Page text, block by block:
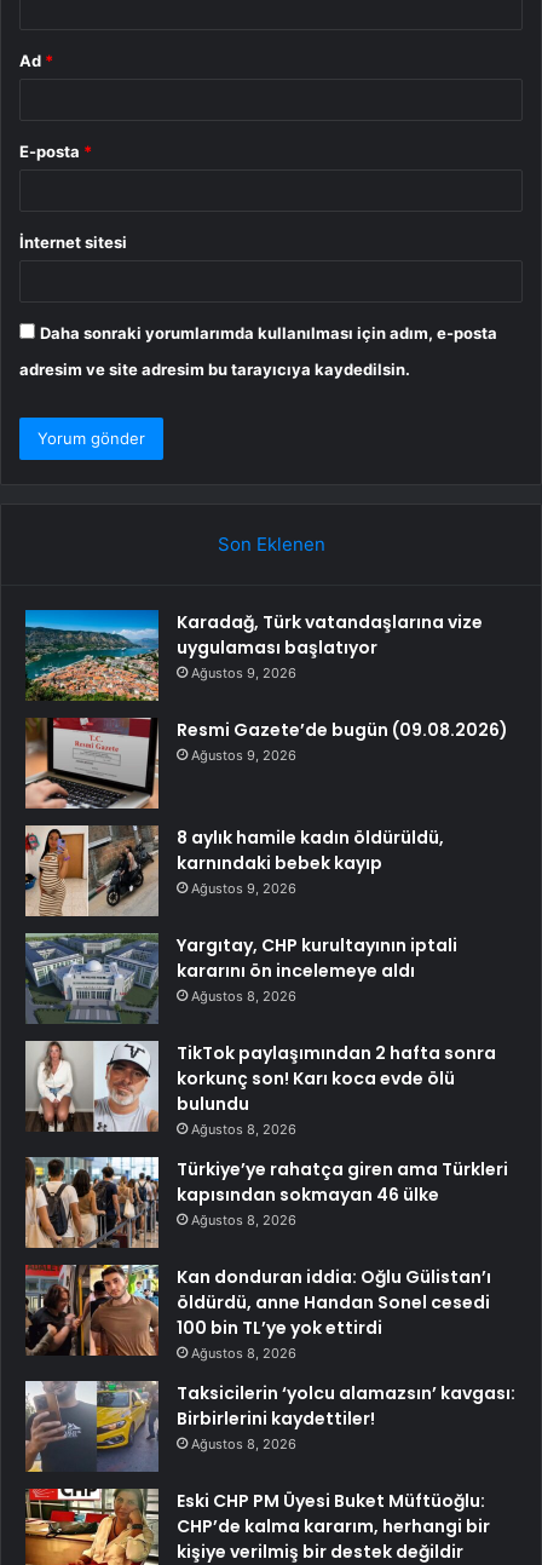
Ad *
E-posta *
İnternet sitesi
Daha sonraki yorumlarımda kullanılması için adım, e-posta
adresim ve site adresim bu tarayıcıya kaydedilsin.
Son Eklenen
Karadağ, Türk vatandaşlarına vize
uygulaması başlatıyor
Ağustos 9, 2026
Resmi Gazete’de bugün (09.08.2026)
Ağustos 9, 2026
8 aylık hamile kadın öldürüldü,
karnındaki bebek kayıp
Ağustos 9, 2026
Yargıtay, CHP kurultayının iptali
kararını ön incelemeye aldı
Ağustos 8, 2026
TikTok paylaşımından 2 hafta sonra
korkunç son! Karı koca evde ölü
bulundu
Ağustos 8, 2026
Türkiye’ye rahatça giren ama Türkleri
kapısından sokmayan 46 ülke
Ağustos 8, 2026
Kan donduran iddia: Oğlu Gülistan’ı
öldürdü, anne Handan Sonel cesedi
100 bin TL’ye yok ettirdi
Ağustos 8, 2026
Taksicilerin ‘yolcu alamazsın’ kavgası:
Birbirlerini kaydettiler!
Ağustos 8, 2026
Eski CHP PM Üyesi Buket Müftüoğlu:
CHP’de kalma kararım, herhangi bir
kişiye verilmiş bir destek değildir